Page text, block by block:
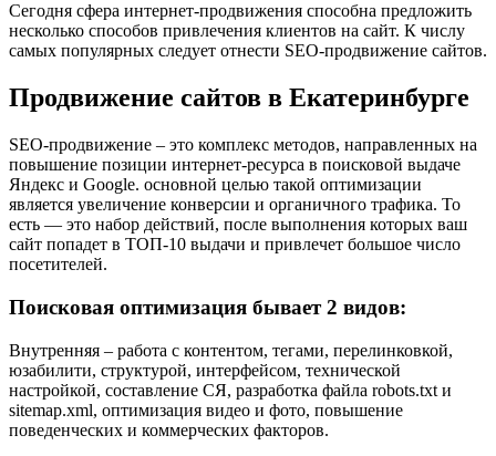
Сегодня сфера интернет-продвижения способна предложить
несколько способов привлечения клиентов на сайт. К числу
самых популярных следует отнести SEO-продвижение сайтов.
Продвижение сайтов в Екатеринбурге
SEO-продвижение – это комплекс методов, направленных на
повышение позиции интернет-ресурса в поисковой выдаче
Яндекс и Google. основной целью такой оптимизации
является увеличение конверсии и органичного трафика. То
есть — это набор действий, после выполнения которых ваш
сайт попадет в ТОП-10 выдачи и привлечет большое число
посетителей.
Поисковая оптимизация бывает 2 видов:
Внутренняя – работа с контентом, тегами, перелинковкой,
юзабилити, структурой, интерфейсом, технической
настройкой, составление СЯ, разработка файла robots.txt и
sitemap.xml, оптимизация видео и фото, повышение
поведенческих и коммерческих факторов.